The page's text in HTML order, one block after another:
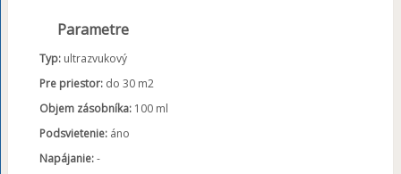
Parametre
Typ:ultrazvukový
Pre priestor:do 30 m2
Objem zásobníka:100 ml
Podsvietenie:áno
Napájanie:-